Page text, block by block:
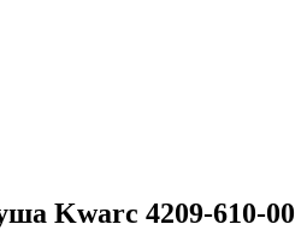
Kwarc 4209-610-00